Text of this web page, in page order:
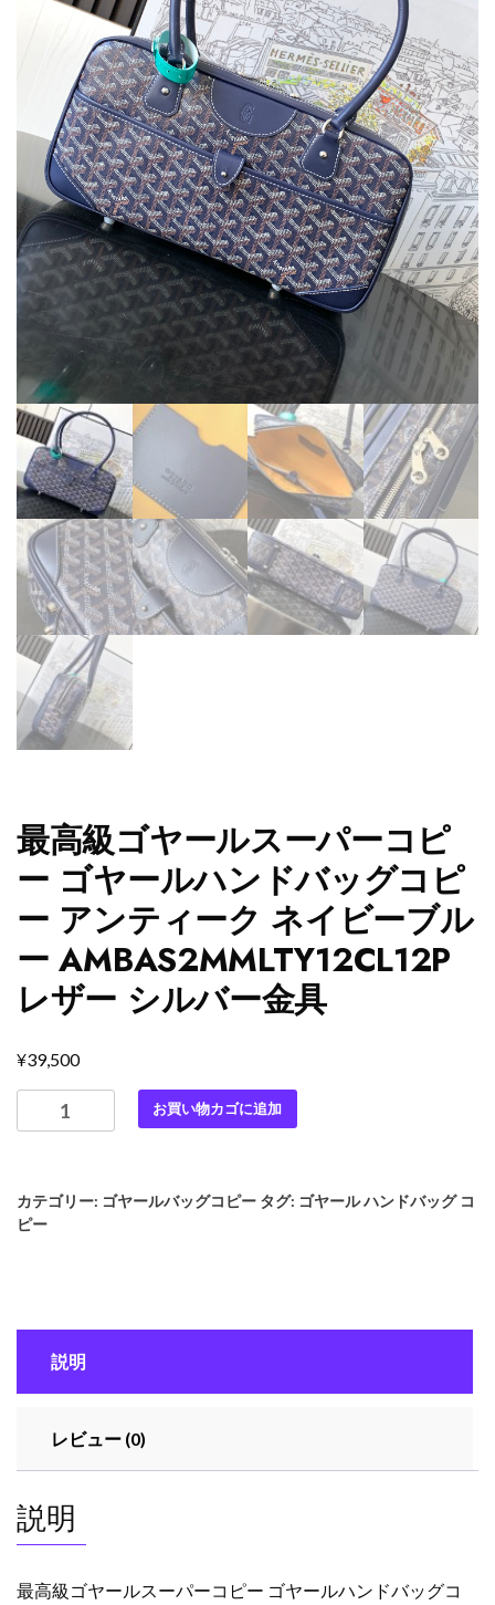
最高級ゴヤールスーパーコピ
ー ゴヤールハンドバッグコピ
ー アンティーク ネイビーブル
ー AMBAS2MMLTY12CL12P
レザー シルバー金具
¥39,500
高
ヤ
ー
コ
ゴ
ヤ
ー
ハ
お買い物カゴに追加
カテゴリー: ゴヤールバッグコピー タグ: ゴヤール ハンドバッグ コ
ピー
説明
レビュー (0)
説明
最高級ゴヤールスーパーコピー ゴヤールハンドバッグコ